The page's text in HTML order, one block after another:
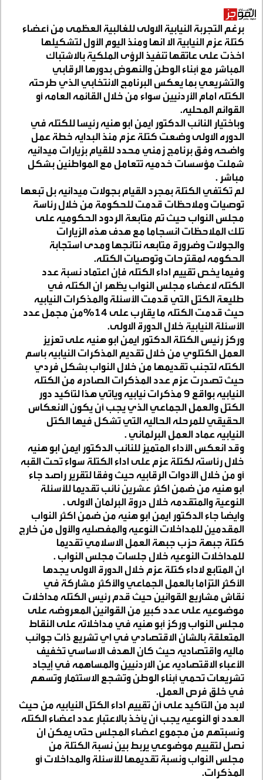
برغم التجربة النيابية الاولى للغالبية العظمى من أعضاء
كتلة عزم النيابية الا انها ومنذ اليوم الأول لتشكيلها
اخذت على عاتقها تنفيذ الرؤى الملكية بالاشتباك
المباشر مع أبناء الوطن والنهوض بدورها الرقابي
والتشريعي بما يعكس البرنامج الانتخابي الذي طرحته
الكتله امام الأردنيين سواء من خلال القائمه العامه أو
القوائم المحليه.
وباختيار النائب الدكتور ايمن ابو هنيه رئيسا للكتله في
الدوره الاولى وضعت كتلة عزم منذ البدايه خطة عمل
واضحه وفق برنامج زمني محدد للقيام بزيارات ميدانيه
شملت مؤسسات خدميه تتعامل مع المواطنين بشكل
مباشر .
لم تكتفي الكتلة بمجرد القيام بجولات ميدانيه بل تبعها
توصيات وملاحظات قدمت للحكومة من خلال رئاسة
مجلس النواب حيث تم متابعة الردود الحكوميه على
تلك الملاحظات انسجاما مع هدف هذه الزيارات
والجولات وضرورة متابعه نتائجها ومدى استجابة
الحكومه لمقترحات وتوصيات الكتله.
وفيما يخص تقييم اداء الكتله فإن اعتماد نسبة عدد
الكتله لاعضاء مجلس النواب يظهر ان الكتله في
طليعة الكتل التي قدمت الأسئلة والمذكرات النيابيه
حيث قدمت الكتله ما يقارب على ١٤%من مجمل عدد
الأسئلة النيابية خلال الدورة الاولى.
وركز رئيس الكتلة الدكتور ايمن ابو هنيه على تعزيز
العمل الكتلوي من خلال تقديم المذكرات النيابيه باسم
الكتله لتجنب تقديمها من خلال النواب بشكل فردي
حيث تصدرت عزم عدد المذكرات الصادره من الكتله
النيابيه بواقع 9 مذكرات نيابيه وياتي هذا لتأكيد دور
الكتل والعمل الجماعي الذي يجب أن يكون الانعكاس
الحقيقي للمرحله الحاليه التي تشكل فيها الكتل
النيابيه عماد العمل البرلماني.
وقد انعكس الأداء المتميز للنائب الدكتور ايمن ابو هنيه
خلال رئاسته لكتلة عزم على اداء الكتلة سواء تحت القبه
أو من خلال الأدوات الرقابيه حيث وفقا لتقرير راصد جاء
ابو هنيه من ضمن اكثر عشرين نائب تقديما للأسئلة
النوعية والمتقدمه خلال دروة البرلمان الاولى.
وايضا جاء الدكتور ايمن ابو هنيه من ضمن اكثر النواب
المقدمين للمداخلات النوعيه والمفصليه والأول من خارج
كتلة جبهة حزب جبهة العمل الاسلامي تقديما
للمداخلات النوعيه خلال جلسات مجلس النواب.
ان المتابع لاداء كتلة عزم خلال الدورة الاولى يجدها
الأكثر التزاما بالعمل الجماعي والأكثر مشاركة في
نقاش مشاريع القوانين حيث قدم رئيس الكتله مداخلات
موضوعيه على عدد كبير من القوانين المعروضه على
مجلس النواب وركز أبو هنيه في مداخلاته على النقاط
المتعلقة بالشان الاقتصادي في اي تشريع ذات جوانب
ماليه واقتصاديه حيث كان الهدف الاساسي تخفيف
الأعباء الاقتصاديه عن الاردنيين والمساهمه في إيجاد
تشريعات تحمي أبناء الوطن وتشجع الاستثمار وتسهم
في خلق فرص العمل.
لابد من التأكيد على أن تقييم اداء الكتل النيابيه من حيث
العدد أو النوعيه يجب أن يأخذ بالاعتبار عدد اعضاء الكتله
ونسبتهم من مجموع اعضاء المجلس حتى يمكن ان
نصل لتقييم موضوعي يربط بين نسبة الكتلة من
مجلس النواب ونسبة تقديمها للأسئلة والمداخلات أو
المذكرات.